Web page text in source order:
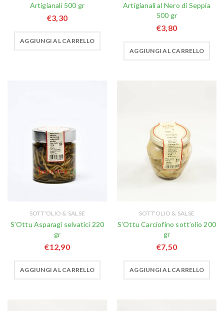
Artigianali 500 gr
€3,30
AGGIUNGI AL CARRELLO
Artigianali al Nero di Seppia
500 gr
€3,80
AGGIUNGI AL CARRELLO
SOTT'OLIO & SALSE
S’Ottu Asparagi selvatici 220
gr
€12,90
AGGIUNGI AL CARRELLO
SOTT'OLIO & SALSE
S’Ottu Carciofino sott’olio 200
gr
€7,50
AGGIUNGI AL CARRELLO